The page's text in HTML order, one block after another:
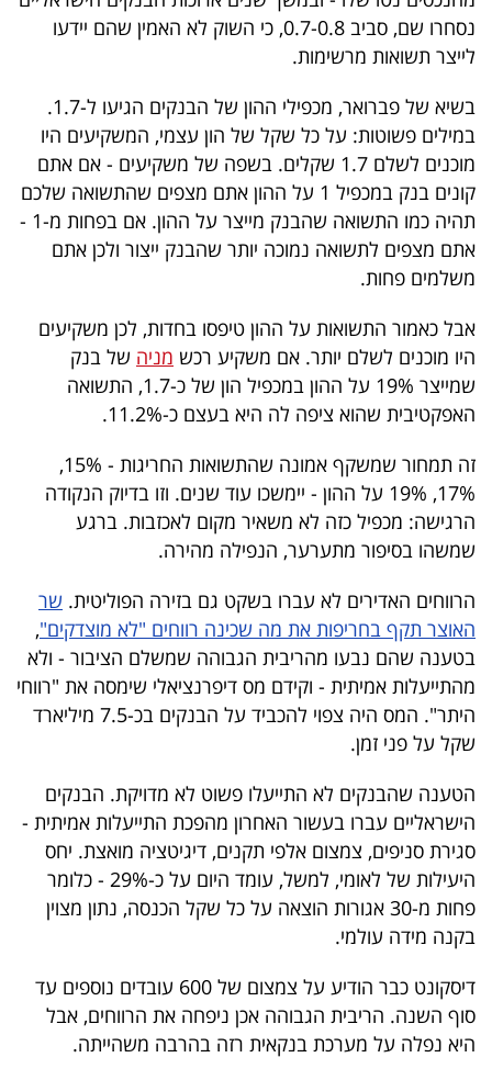
נסחרו שם, סביב 0.7-0.8, כי השוק לא האמין שהם יידעו
לייצר תשואות מרשימות.
בשיא של פברואר, מכפילי ההון של הבנקים הגיעו ל-1.7.
במילים פשוטות: על כל שקל של הון עצמי, המשקיעים היו
מוכנים לשלם 1.7 שקלים. בשפה של משקיעים - אם אתם
קונים בנק במכפיל 1 על ההון אתם מצפים שהתשואה שלכם
תהיה כמו התשואה שהבנק מייצר על ההון. אם בפחות מ-1 -
אתם מצפים לתשואה נמוכה יותר שהבנק ייצור ולכן אתם
משלמים פחות.
אבל כאמור התשואות על ההון טיפסו בחדות, לכן משקיעים
היו מוכנים לשלם יותר. אם משקיע רכש מניה של בנק
שמייצר 19% על ההון במכפיל הון של כ-1.7, התשואה
האפקטיבית שהוא ציפה לה היא בעצם כ-11.2%.
זה תמחור שמשקף אמונה שהתשואות החריגות - 15%,
17%, 19% על ההון - יימשכו עוד שנים. וזו בדיוק הנקודה
הרגישה: מכפיל כזה לא משאיר מקום לאכזבות. ברגע
שמשהו בסיפור מתערער, הנפילה מהירה.
הרווחים האדירים לא עברו בשקט גם בזירה הפוליטית. שר
האוצר תקף בחריפות את מה שכינה רווחים "לא מוצדקים",
בטענה שהם נבעו מהריבית הגבוהה שמשלם הציבור - ולא
מהתייעלות אמיתית - וקידם מס דיפרנציאלי שימסה את "רווחי
היתר". המס היה צפוי להכביד על הבנקים בכ-7.5 מיליארד
שקל על פני זמן.
הטענה שהבנקים לא התייעלו פשוט לא מדויקת. הבנקים
הישראליים עברו בעשור האחרון מהפכת התייעלות אמיתית -
סגירת סניפים, צמצום אלפי תקנים, דיגיטציה מואצת. יחס
היעילות של לאומי, למשל, עומד היום על כ-29% - כלומר
פחות מ-30 אגורות הוצאה על כל שקל הכנסה, נתון מצוין
בקנה מידה עולמי.
דיסקונט כבר הודיע על צמצום של 600 עובדים נוספים עד
סוף השנה. הריבית הגבוהה אכן ניפחה את הרווחים, אבל
היא נפלה על מערכת בנקאית רזה בהרבה משהייתה.